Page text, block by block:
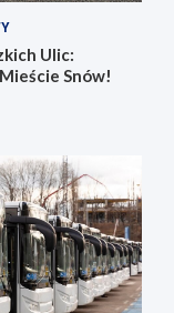
Ulic:
Snów!